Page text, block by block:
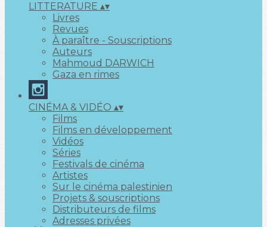
LITTERATURE ▴▾
Livres
Revues
À paraître - Souscriptions
Auteurs
Mahmoud DARWICH
Gaza en rimes
CINÉMA & VIDÉO ▴▾
Films
Films en développement
Vidéos
Séries
Festivals de cinéma
Artistes
Sur le cinéma palestinien
Projets & souscriptions
Distributeurs de films
Adresses privées